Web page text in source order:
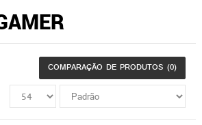
COMPARAÇÃO DE PRODUTOS (0)